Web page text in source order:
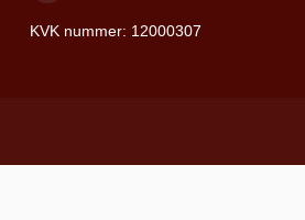
KVK nummer: 12000307